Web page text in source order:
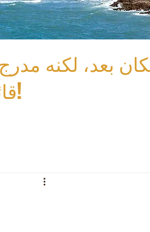
بعد، لكنه
قائمتنا!